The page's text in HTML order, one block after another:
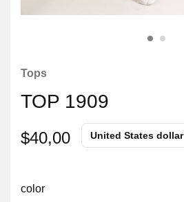
Tops
TOP 1909
$40,00 United States dollar
color